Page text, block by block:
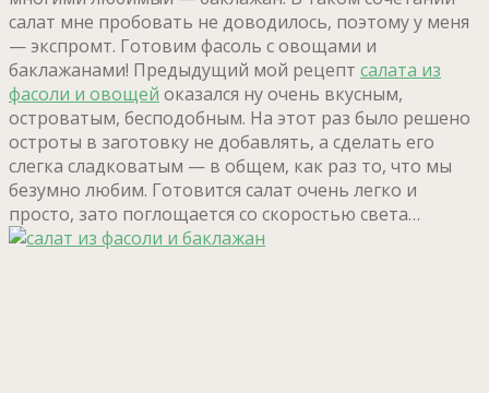
салат мне пробовать не доводилось, поэтому у меня
— экспромт. Готовим фасоль с овощами и
баклажанами! Предыдущий мой рецепт салата из
фасоли и овощей оказался ну очень вкусным,
островатым, бесподобным. На этот раз было решено
остроты в заготовку не добавлять, а сделать его
слегка сладковатым — в общем, как раз то, что мы
безумно любим. Готовится салат очень легко и
просто, зато поглощается со скоростью света…